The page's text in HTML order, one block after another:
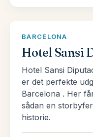
hvor du kan
entierro del Conde
mest kendte værker.
Udover disse
seværdigheder
la Blanca, San Juan
Macho museet med
BARCELONA
Hotel Sansi
Hotel Sansi
er det perfekte
Barcelona . Her
sådan en
historie.